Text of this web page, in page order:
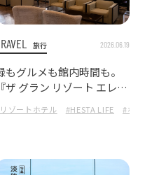
#長野県 #ザグランリゾートエレガン
旅行 2026.06.19
もグルメも館内時間も。
『ザ グラン リゾート エレガ
ストリゾートステイ
ゾートホテル #HESTA LIFE #ホ